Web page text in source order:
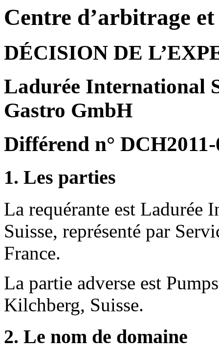
Centre d’arbitrage
DÉCISION DE
Ladurée International
Gastro GmbH
Différend n°
1. Les parties
La requérante est Ladurée
Suisse, représenté par
France.
La partie adverse est
Kilchberg, Suisse.
2. Le nom de domaine